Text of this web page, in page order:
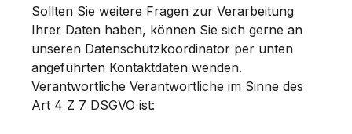
Sollten Sie weitere Fragen zur Verarbeitung
Ihrer Daten haben, können Sie sich gerne an
unseren Datenschutzkoordinator per unten
angeführten Kontaktdaten wenden.
Verantwortliche Verantwortliche im Sinne des
Art 4 Z 7 DSGVO ist: